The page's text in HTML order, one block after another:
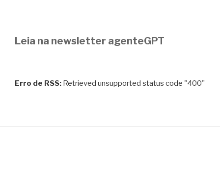
Leia na newsletter agenteGPT
Erro de RSS: Retrieved unsupported status code "400"